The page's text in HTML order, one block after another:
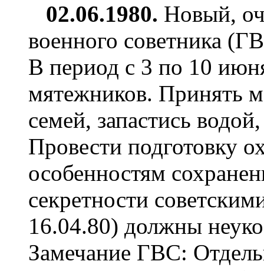
02.06.1980. Новый,
военного советника
В период с 3 по 10
мятежников. Принять
семей, запастись
Провести подготовку
особенностям
секретности
16.04.80) должны
Замечание ГВС: